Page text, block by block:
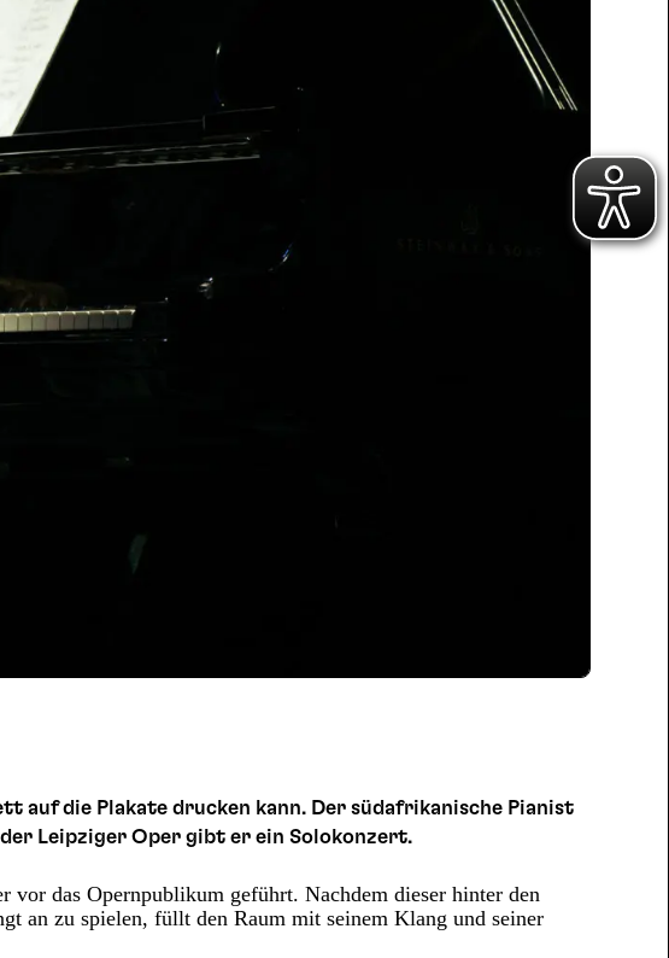
auf die Plakate drucken kann. Der südafrikanische Pianist
Leipziger Oper gibt er ein Solokonzert.
das Opernpublikum geführt. Nachdem dieser hinter den
an zu spielen, füllt den Raum mit seinem Klang und seiner